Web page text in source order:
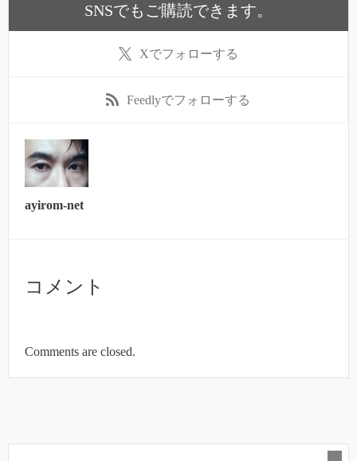
SNSでもご購読できます。
Xでフォローする
Feedlyでフォローする
ayirom-net
コメント
Comments are closed.